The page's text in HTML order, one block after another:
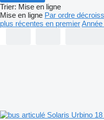
Trier: Mise en ligne
Mise en ligne Par ordre
plus récentes en premier